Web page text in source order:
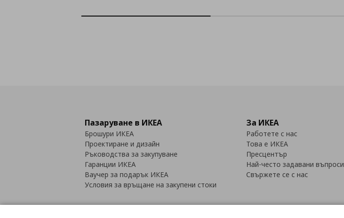
Пазаруване в ИКЕА
Брошури ИКЕА
Проектиране и дизайн
Ръководства за закупуване
Гаранции ИКЕА
Ваучер за подарък ИКЕА
Условия за връщане на закупени стоки
За ИКЕА
Работете с нас
Това е ИКЕА
Пресцентър
Най-често задавани въпроси
Свържете се с нас